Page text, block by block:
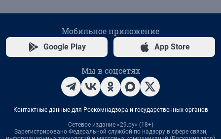
Мобильное приложение
Google Play App Store
Мы в соцсетях
Контактные данные для Роскомнадзора и государственных органов
Сетевое издание «29.ру» (18+)
Зарегистрировано Федеральной службой по надзору в сфере связи,